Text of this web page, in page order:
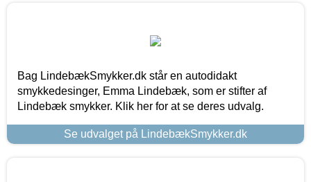
Bag LindebækSmykker.dk står en autodidakt
smykkedesinger, Emma Lindebæk, som er stifter af
Lindebæk smykker. Klik her for at se deres udvalg.
Se udvalget på LindebækSmykker.dk